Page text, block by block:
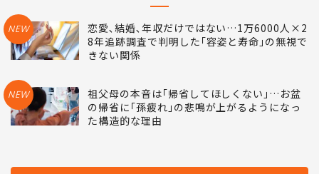
NEW
恋愛､結婚､年収だけではない…1万6000人×2
8年追跡調査で判明した｢容姿と寿命｣の無視で
きない関係
NEW
祖父母の本音は｢帰省してほしくない｣…お盆
の帰省に｢孫疲れ｣の悲鳴が上がるようになっ
た構造的な理由